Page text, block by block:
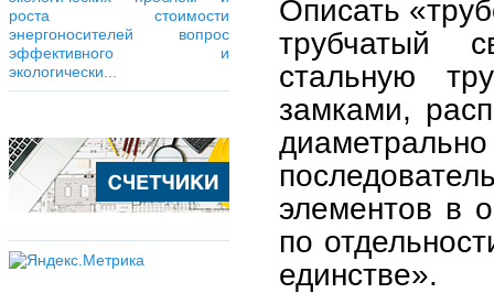
роста стоимости
энергоносителей вопрос
эффективного и
экологически...
Описать
трубчатый
стальную
замками,
элементов в
по
единстве».